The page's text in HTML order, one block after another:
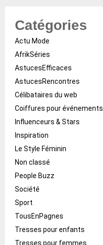
Catégories
Actu Mode
AfrikSéries
AstucesEfficaces
AstucesRencontres
Célibataires du web
Coiffures pour événements
Influenceurs & Stars
Inspiration
Le Style Féminin
Non classé
People Buzz
Société
Sport
TousEnPagnes
Tresses pour enfants
Tresses pour femmes